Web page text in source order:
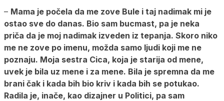
– Mama je počela da me zove Bule i taj nadimak mi je
ostao sve do danas. Bio sam bucmast, pa je neka
priča da je moj nadimak izveden iz tepanja. Skoro niko
me ne zove po imenu, možda samo ljudi koji me ne
poznaju. Moja sestra Cica, koja je starija od mene,
uvek je bila uz mene i za mene. Bila je spremna da me
brani čak i kada bih bio kriv i kada bih se potukao.
Radila je, inače, kao dizajner u Politici, pa sam